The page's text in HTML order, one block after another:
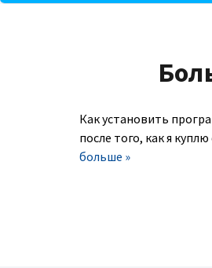
Как установить
после того, как я
больше »